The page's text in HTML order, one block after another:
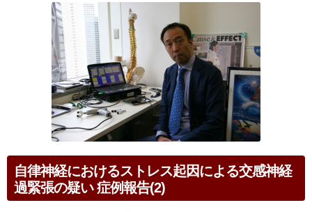
自律神経におけるストレス起因による交感神経
過緊張の疑い 症例報告(2)